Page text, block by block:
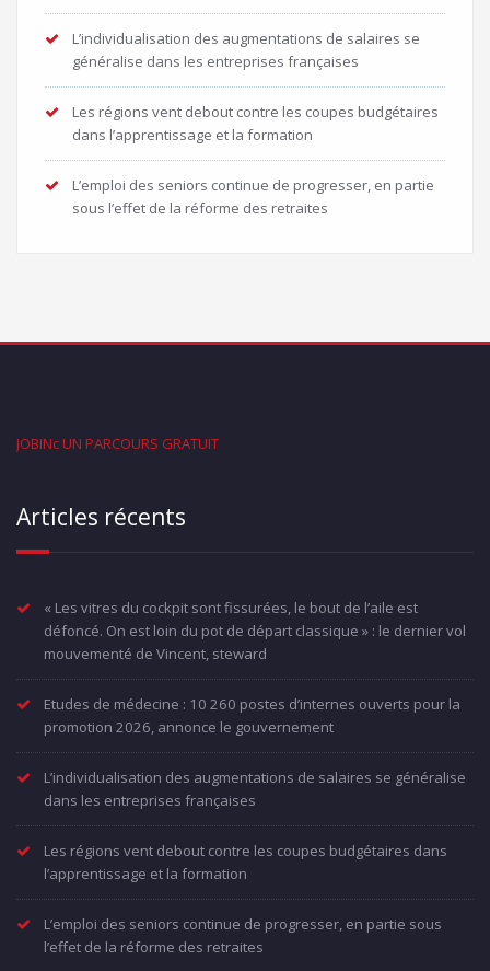
L’individualisation des augmentations de salaires se
généralise dans les entreprises françaises
Les régions vent debout contre les coupes budgétaires
dans l’apprentissage et la formation
L’emploi des seniors continue de progresser, en partie
sous l’effet de la réforme des retraites
JOBINc UN PARCOURS GRATUIT
Articles récents
« Les vitres du cockpit sont fissurées, le bout de l’aile est
défoncé. On est loin du pot de départ classique » : le dernier vol
mouvementé de Vincent, steward
Etudes de médecine : 10 260 postes d’internes ouverts pour la
promotion 2026, annonce le gouvernement
L’individualisation des augmentations de salaires se généralise
dans les entreprises françaises
Les régions vent debout contre les coupes budgétaires dans
l’apprentissage et la formation
L’emploi des seniors continue de progresser, en partie sous
l’effet de la réforme des retraites